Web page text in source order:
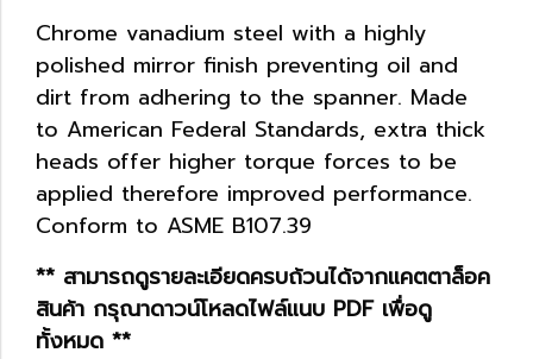
Chrome vanadium steel with a highly
polished mirror finish preventing oil and
dirt from adhering to the spanner. Made
to American Federal Standards, extra thick
heads offer higher torque forces to be
applied therefore improved performance.
Conform to ASME B107.39
** สามารถดูรายละเอียดครบถ้วนได้จากแคตตาล็อค
สินค้า กรุณาดาวน์โหลดไฟล์แนบ PDF เพื่อดู
ทั้งหมด **